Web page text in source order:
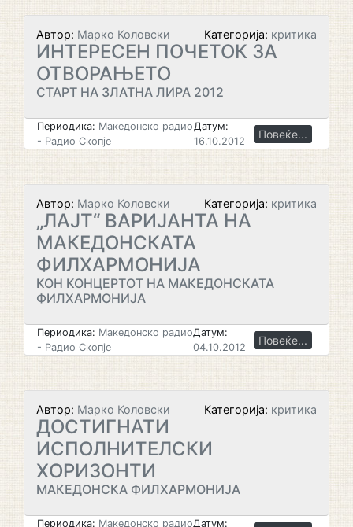
Автор: Марко Коловски Категорија: критика
ИНТЕРЕСЕН ПОЧЕТОК ЗА
ОТВОРАЊЕТО
СТАРТ НА ЗЛАТНА ЛИРА 2012
Периодика: Македонско радио
- Радио Скопје
Датум:
16.10.2012
Повеќе...
Автор: Марко Коловски Категорија: критика
„ЛАЈТ“ ВАРИЈАНТА НА
МАКЕДОНСКАТА
ФИЛХАРМОНИЈА
КОН КОНЦЕРТОТ НА МАКЕДОНСКАТА
ФИЛХАРМОНИЈА
Периодика: Македонско радио
- Радио Скопје
Датум:
04.10.2012
Повеќе...
Автор: Марко Коловски Категорија: критика
ДОСТИГНАТИ
ИСПОЛНИТЕЛСКИ
ХОРИЗОНТИ
МАКЕДОНСКА ФИЛХАРМОНИЈА
Периодика: Македонско радиоДатум: